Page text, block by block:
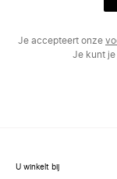
Je accepteert onze
Je kunt je
U winkelt bij